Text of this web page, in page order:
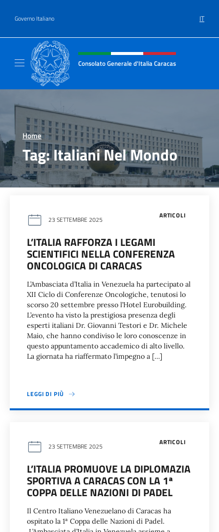
Governo Italiano IT
Intestazione sito, social e menù
Consolato Generale d'Italia Caracas
Home >
Tag:Italiani Nel Mondo
ARTICOLI
23 SETTEMBRE 2025
L’ITALIA RAFFORZA I LEGAMI
SCIENTIFICI NELLA CONFERENZA
ONCOLOGICA DI CARACAS
L’Ambasciata d’Italia in Venezuela ha partecipato al
XII Ciclo di Conferenze Oncologiche, tenutosi lo
scorso 20 settembre presso l’Hotel Eurobuilding.
L’evento ha visto la prestigiosa presenza degli
esperti italiani Dr. Giovanni Testori e Dr. Michele
Maio, che hanno condiviso le loro conoscenze in
questo appuntamento accademico di alto livello.
La giornata ha riaffermato l’impegno a […]
LEGGI DI PIÙ
ARTICOLI
23 SETTEMBRE 2025
L’ITALIA PROMUOVE LA DIPLOMAZIA
SPORTIVA A CARACAS CON LA 1ª
COPPA DELLE NAZIONI DI PADEL
Il Centro Italiano Venezuelano di Caracas ha
ospitato la 1ª Coppa delle Nazioni di Padel.